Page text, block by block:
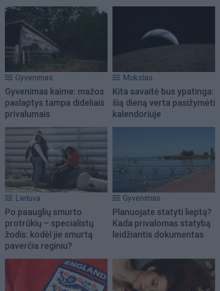
Gyvenimas
Gyvenimas kaime: mažos
paslaptys tampa dideliais
privalumais
Mokslas
Kita savaitė bus ypatinga:
šią dieną verta pasižymėti
kalendoriuje
Lietuva
Po paauglių smurto
protrūkių – specialistų
žodis: kodėl jie smurtą
paverčia reginiu?
Gyvenimas
Planuojate statyti lieptą?
Kada privalomas statybą
leidžiantis dokumentas